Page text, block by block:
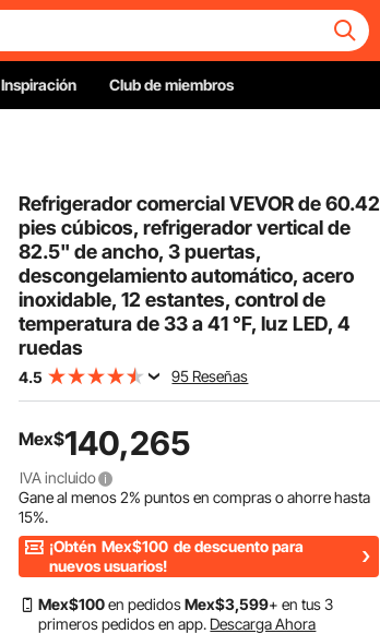
Inspiración Club de miembros
Refrigerador comercial VEVOR de 60.42
pies cúbicos, refrigerador vertical de
82.5" de ancho, 3 puertas,
descongelamiento automático, acero
inoxidable, 12 estantes, control de
temperatura de 33 a 41 °F, luz LED, 4
ruedas
4.5 95 Reseñas
Mex$140,265
IVA incluido
Gane al menos2% puntos en compras o ahorre hasta
15%.
¡Obtén Mex$100 de descuento para
nuevos usuarios!
Mex$100en pedidosMex$3,599+ en tus 3
primeros pedidos en app. Descarga Ahora